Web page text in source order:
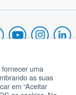
uma
as suas
em “Aceitar